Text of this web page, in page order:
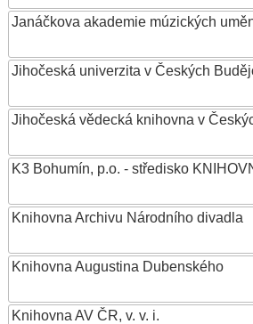
Janáčkova akademie múzických
Jihočeská univerzita v Českých
Jihočeská vědecká knihovna v
K3 Bohumín, p.o. - středisko
Knihovna Archivu Národního divadla
Knihovna Augustina Dubenského
Knihovna AV ČR, v. v. i.